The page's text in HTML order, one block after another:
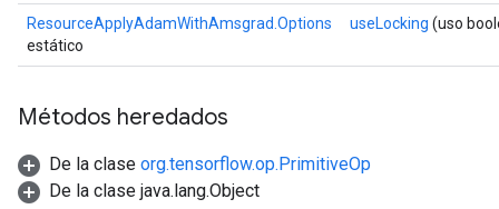
ResourceApplyAdamWithAmsgrad.Options
estático
useLocking (uso
Métodos heredados
De la clase org.tensorflow.op.PrimitiveOp
De la clase java.lang.Object